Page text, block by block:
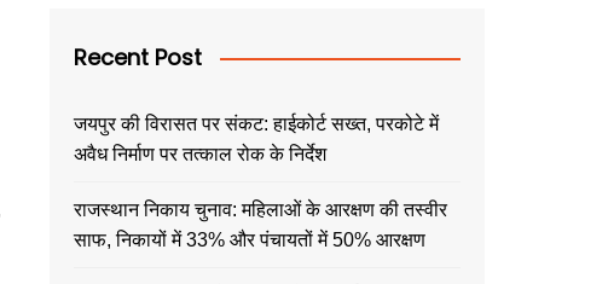
Recent Post
जयपुर की विरासत पर संकट: हाईकोर्ट सख्त, परकोटे में
अवैध निर्माण पर तत्काल रोक के निर्देश
राजस्थान निकाय चुनाव: महिलाओं के आरक्षण की तस्वीर
साफ, निकायों में 33% और पंचायतों में 50% आरक्षण